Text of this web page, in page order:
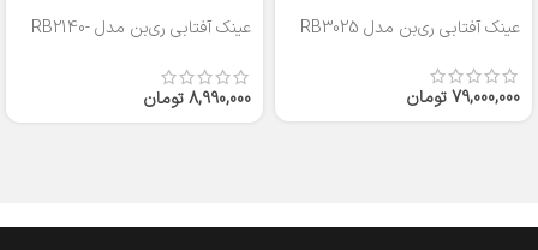
عینک آفتابی ری‌بن مدل RB3025
79,000,000تومان
عینک آفتابی ری‌بن مدل RB2140-
8,990,000تومان